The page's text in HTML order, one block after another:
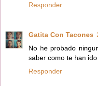
Responder
Gatita Con Tacones
No he probado
saber como te han
Responder